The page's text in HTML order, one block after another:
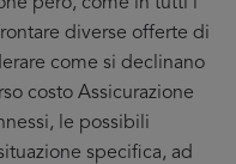
diverse offerte di
come si declinano
costo Assicurazione
le possibili
specifica, ad